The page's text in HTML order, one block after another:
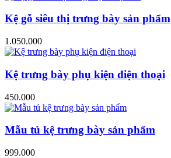
Kệ gỗ siêu thị trưng bày sản phẩm
1.050.000
Kệ trưng bày phụ kiện điện thoại
450.000
Mẫu tủ kệ trưng bày sản phẩm
999.000